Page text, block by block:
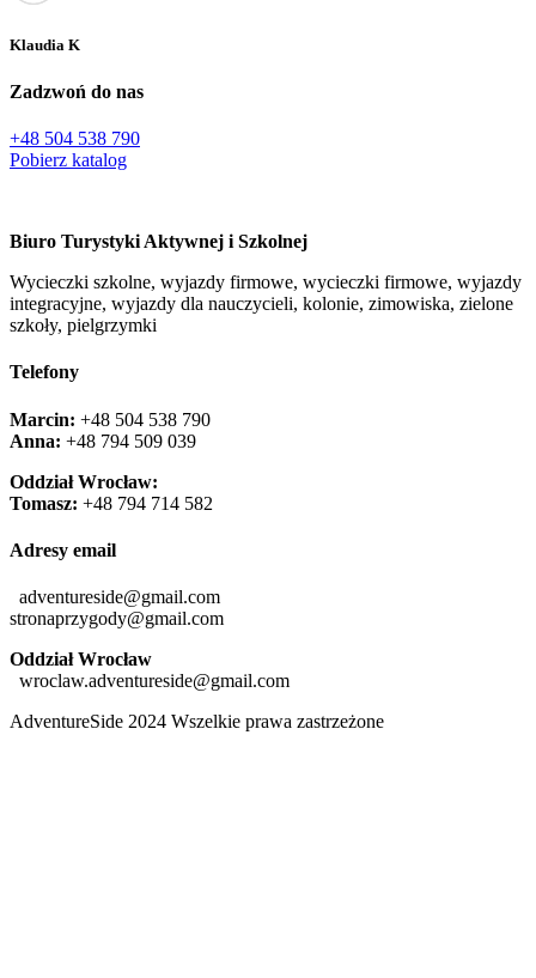
Klaudia K
Zadzwoń do nas
+48 504 538 790
Pobierz katalog
Biuro Turystyki Aktywnej i Szkolnej
Wycieczki szkolne, wyjazdy firmowe, wycieczki firmowe, wyjazdy
integracyjne, wyjazdy dla nauczycieli, kolonie, zimowiska, zielone
szkoły, pielgrzymki
Telefony
Marcin: +48 504 538 790
Anna: +48 ‭794 509 039‬
Oddział Wrocław:
Tomasz: +48 794 714 582
Adresy email
adventureside@gmail.com
stronaprzygody@gmail.com
Oddział Wrocław
wroclaw.adventureside@gmail.com
AdventureSide 2024 Wszelkie prawa zastrzeżone